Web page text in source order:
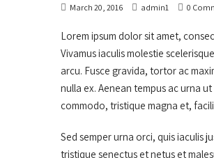
March 20, 2016 admin1 0
Lorem ipsum dolor sit amet,
Vivamus iaculis molestie
arcu. Fusce gravida, tortor ac
nulla ex. Aenean tempus ac urna
commodo, tristique magna et,
Sed semper urna orci, quis iaculis
tristique senectus et netus et